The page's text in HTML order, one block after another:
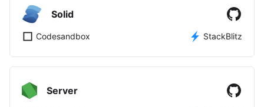
Solid
Codesandbox StackBlitz
Server